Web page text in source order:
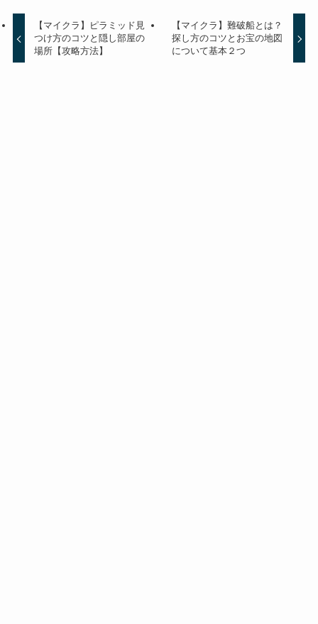
【マイクラ】ピラミッド見
つけ方のコツと隠し部屋の
場所【攻略方法】
【マイクラ】難破船とは？
探し方のコツとお宝の地図
について基本２つ